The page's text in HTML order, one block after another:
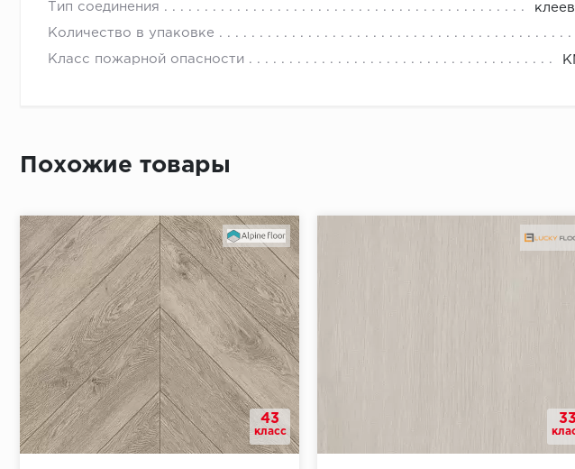
Тип соединения
Количество в упаковке
Класс пожарной опасности
Время доставки
Место доставки
Правила
Первый ряд:
Начало второго (и последующих) ряда:
Похожие товары
43
класс
33